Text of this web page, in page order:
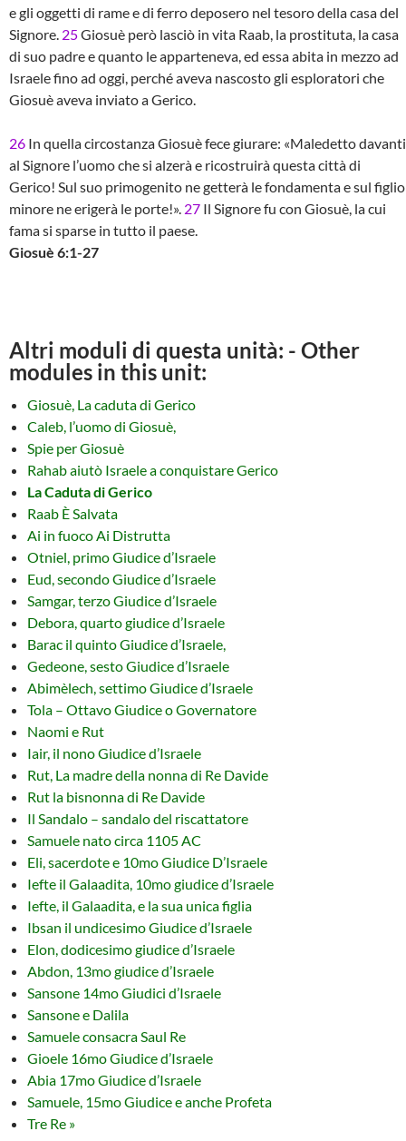
e gli oggetti di rame e di ferro deposero nel tesoro della casa del
Signore. 25Giosuè però lasciò in vita Raab, la prostituta, la casa
di suo padre e quanto le apparteneva, ed essa abita in mezzo ad
Israele fino ad oggi, perché aveva nascosto gli esploratori che
Giosuè aveva inviato a Gerico.
26 In quella circostanza Giosuè fece giurare: «Maledetto davanti
al Signore l’uomo che si alzerà e ricostruirà questa città di
Gerico! Sul suo primogenito ne getterà le fondamenta e sul figlio
minore ne erigerà le porte!». 27 Il Signore fu con Giosuè, la cui
fama si sparse in tutto il paese.
Giosuè 6:1-27
Altri moduli di questa unità: - Other
modules in this unit:
Giosuè, La caduta di Gerico
Caleb, l’uomo di Giosuè,
Spie per Giosuè
Rahab aiutò Israele a conquistare Gerico
La Caduta di Gerico
Raab È Salvata
Ai in fuoco Ai Distrutta
Otniel, primo Giudice d’Israele
Eud, secondo Giudice d’Israele
Samgar, terzo Giudice d’Israele
Debora, quarto giudice d’Israele
Barac il quinto Giudice d’Israele,
Gedeone, sesto Giudice d’Israele
Abimèlech, settimo Giudice d’Israele
Tola – Ottavo Giudice o Governatore
Naomi e Rut
Iair, il nono Giudice d’Israele
Rut, La madre della nonna di Re Davide
Rut la bisnonna di Re Davide
Il Sandalo – sandalo del riscattatore
Samuele nato circa 1105 AC
Eli, sacerdote e 10mo Giudice D’Israele
Iefte il Galaadita, 10mo giudice d’Israele
Iefte, il Galaadita, e la sua unica figlia
Ibsan il undicesimo Giudice d’Israele
Elon, dodicesimo giudice d’Israele
Abdon, 13mo giudice d’Israele
Sansone 14mo Giudici d’Israele
Sansone e Dalila
Samuele consacra Saul Re
Gioele 16mo Giudice d’Israele
Abia 17mo Giudice d’Israele
Samuele, 15mo Giudice e anche Profeta
Tre Re »